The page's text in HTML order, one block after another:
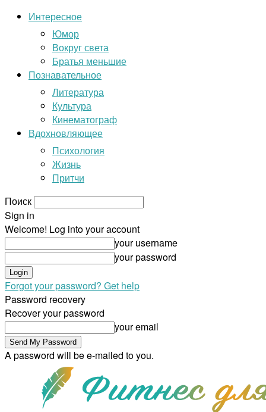
Интересное
Юмор
Вокруг света
Братья меньшие
Познавательное
Литература
Культура
Кинематограф
Вдохновляющее
Психология
Жизнь
Притчи
Поиск
Sign in
Welcome! Log into your account
your username
your password
Forgot your password? Get help
Password recovery
Recover your password
your email
A password will be e-mailed to you.